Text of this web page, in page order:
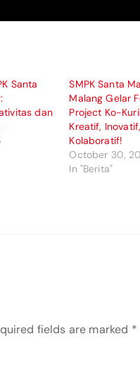
Santa
dan
SMPK Santa
Malang Gelar
Project Ko-
Kreatif,
Kolaboratif!
October 30,
In "Berita"
fields are marked *